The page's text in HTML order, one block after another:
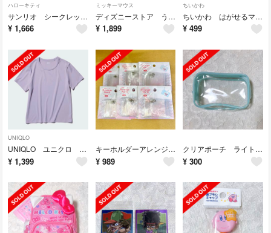
ハローキティ
サンリオ シークレットちびっともシリーズ スイーツ ハローキティ ショートケーキ
¥ 1,666
ミッキーマウス
ディズニーストア うるぽちゃちゃん ミッキー 新年 正月 獅子舞
¥ 1,899
ちいかわ
ちいかわ はがせるマニキュアセット 3本入り
¥ 499
UNIQLO
UNIQLO ユニクロ ウルトラストレッチエアリズムT Tシャツ パープル M
¥ 1,399
キーホルダーアレンジ材 キャンディーバッグ 3個入り×6パックセット
¥ 989
クリアポーチ ライトブルー 推し活グッズ
¥ 300